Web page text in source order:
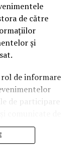
de către
și
de informare
de participare